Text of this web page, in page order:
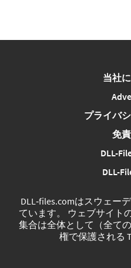
当社
プライバ
免
DLL-
DLL-
DLL‑files.comはスウェー
ています。 ウェブサイト
集合は全体として（全て
権で保護される